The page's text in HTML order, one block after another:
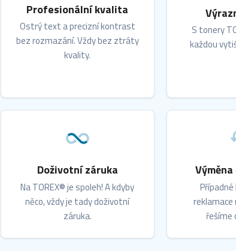
Profesionální kvalita
Ostrý text a precizní kontrast
bez rozmazání. Vždy bez ztráty
kvality.
S tonery
každou
Doživotní záruka
Na TOREX® je spoleh! A kdyby
něco, vždy je tady doživotní
záruka.
reklamace
řešíme